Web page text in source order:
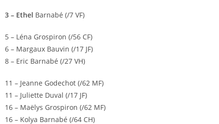
3 – Ethel Barnabé (/7 VF)
5 – Léna Grospiron (/56 CF)
6 – Margaux Bauvin (/17 JF)
8 – Eric Barnabé (/27 VH)
11 – Jeanne Godechot (/62 MF)
11 – Juliette Duval (/17 JF)
16 – Maëlys Grospiron (/62 MF)
16 – Kolya Barnabé (/64 CH)